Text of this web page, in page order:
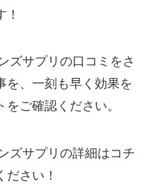
ズサプリの口コミをさ
を、一刻も早く効果を
ご確認ください。
ズサプリの詳細はコチ
さい！